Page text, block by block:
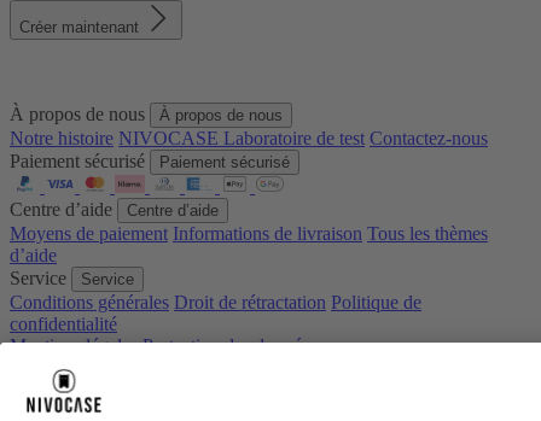
Créer maintenant
À propos de nous À propos de nous
Notre histoire NIVOCASE Laboratoire de test Contactez-nous
Paiement sécurisé
Paiement sécurisé
Centre d’aide Centre d’aide
Moyens de paiement Informations de livraison Tous les thèmes
d’aide
Service
Service
Conditions générales Droit de rétractation Politique de
confidentialité
Mentions légales Protection des données
Consentement aux cookies
* Prix TTC, hors